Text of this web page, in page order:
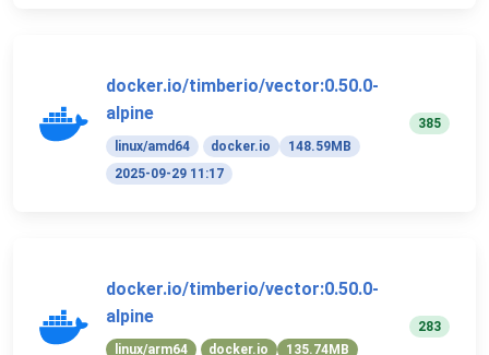
docker.io/timberio/vector:0.50.0-
alpine
linux/amd64 docker.io
148.59MB
2025-09-29 11:17
385
docker.io/timberio/vector:0.50.0-
alpine
linux/arm64 docker.io 135.74MB
283